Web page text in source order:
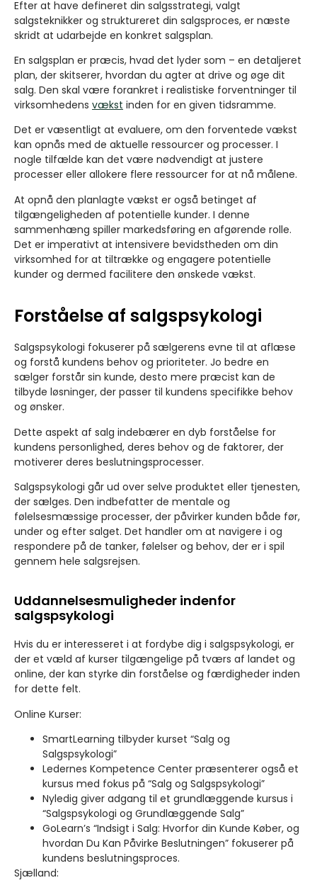
Efter at have defineret din salgsstrategi, valgt
salgsteknikker og struktureret din salgsproces, er næste
skridt at udarbejde en konkret salgsplan.
En salgsplan er præcis, hvad det lyder som – en detaljeret
plan, der skitserer, hvordan du agter at drive og øge dit
salg. Den skal være forankret i realistiske forventninger til
virksomhedens vækst inden for en given tidsramme.
Det er væsentligt at evaluere, om den forventede vækst
kan opnås med de aktuelle ressourcer og processer. I
nogle tilfælde kan det være nødvendigt at justere
processer eller allokere flere ressourcer for at nå målene.
At opnå den planlagte vækst er også betinget af
tilgængeligheden af potentielle kunder. I denne
sammenhæng spiller markedsføring en afgørende rolle.
Det er imperativt at intensivere bevidstheden om din
virksomhed for at tiltrække og engagere potentielle
kunder og dermed facilitere den ønskede vækst.
Forståelse af salgspsykologi
Salgspsykologi fokuserer på sælgerens evne til at aflæse
og forstå kundens behov og prioriteter. Jo bedre en
sælger forstår sin kunde, desto mere præcist kan de
tilbyde løsninger, der passer til kundens specifikke behov
og ønsker.
Dette aspekt af salg indebærer en dyb forståelse for
kundens personlighed, deres behov og de faktorer, der
motiverer deres beslutningsprocesser.
Salgspsykologi går ud over selve produktet eller tjenesten,
der sælges. Den indbefatter de mentale og
følelsesmæssige processer, der påvirker kunden både før,
under og efter salget. Det handler om at navigere i og
respondere på de tanker, følelser og behov, der er i spil
gennem hele salgsrejsen.
Uddannelsesmuligheder indenfor
salgspsykologi
Hvis du er interesseret i at fordybe dig i salgspsykologi, er
der et væld af kurser tilgængelige på tværs af landet og
online, der kan styrke din forståelse og færdigheder inden
for dette felt.
Online Kurser:
SmartLearning tilbyder kurset “Salg og
Salgspsykologi”
Ledernes Kompetence Center præsenterer også et
kursus med fokus på “Salg og Salgspsykologi”
Nyledig giver adgang til et grundlæggende kursus i
“Salgspsykologi og Grundlæggende Salg”
GoLearn’s “Indsigt i Salg: Hvorfor din Kunde Køber, og
hvordan Du Kan Påvirke Beslutningen” fokuserer på
kundens beslutningsproces.
Sjælland: